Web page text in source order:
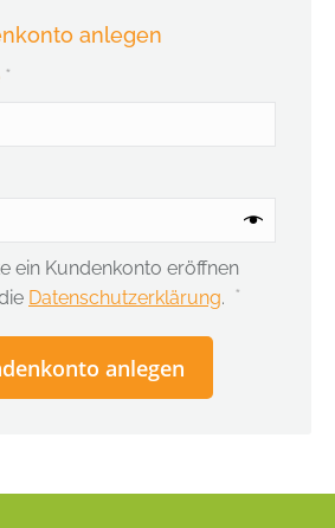
anlegen
*
ein Kundenkonto eröffnen
Datenschutzerklärung. *
anlegen